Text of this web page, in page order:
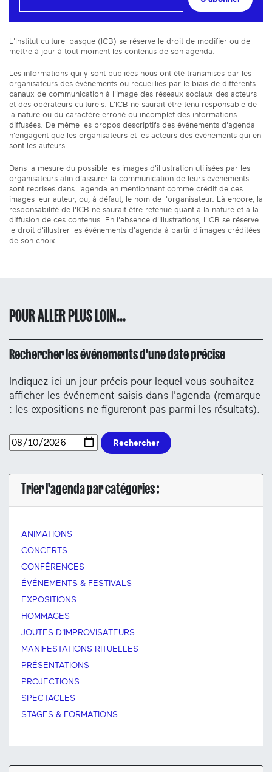
L'Institut culturel basque (ICB) se réserve le droit de modifier ou de
mettre à jour à tout moment les contenus de son agenda.
Les informations qui y sont publiées nous ont été transmises par les
organisateurs des événements ou recueillies par le biais de différents
canaux de communication à l'image des réseaux sociaux des acteurs
et des opérateurs culturels. L'ICB ne saurait être tenu responsable de
la nature ou du caractère erroné ou incomplet des informations
diffusées. De même les propos descriptifs des événements d'agenda
n'engagent que les organisateurs et les acteurs des événements qui en
sont les auteurs.
Dans la mesure du possible les images d'illustration utilisées par les
organisateurs afin d'assurer la communication de leurs événements
sont reprises dans l'agenda en mentionnant comme crédit de ces
images leur auteur, ou, à défaut, le nom de l'organisateur. Là encore, la
responsabilité de l'ICB ne saurait être retenue quant à la nature et à la
diffusion de ces contenus. En l'absence d'illustrations, l'ICB se réserve
le droit d'illustrer les événements d'agenda à partir d'images créditées
de son choix.
POUR ALLER PLUS LOIN...
Rechercher les événements d'une date précise
Indiquez ici un jour précis pour lequel vous souhaitez
afficher les événement saisis dans l'agenda (remarque
: les expositions ne figureront pas parmi les résultats).
Rechercher
Trier l'agenda par catégories :
ANIMATIONS
CONCERTS
CONFÉRENCES
ÉVÉNEMENTS & FESTIVALS
EXPOSITIONS
HOMMAGES
JOUTES D'IMPROVISATEURS
MANIFESTATIONS RITUELLES
PRÉSENTATIONS
PROJECTIONS
SPECTACLES
STAGES & FORMATIONS